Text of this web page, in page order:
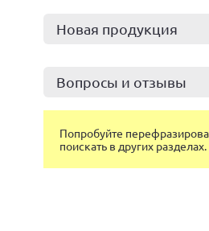
Новая продукция
Вопросы и отзывы
Попробуйте
поискать в других разделах.